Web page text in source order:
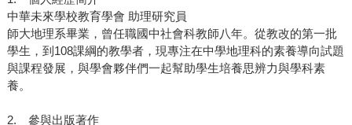
中華未來學校教育學會 助理研究員
師大地理系畢業，曾任職國中社會科教師八年。從教改的第一批
學生，到108課綱的教學者，現專注在中學地理科的素養導向試題
與課程發展，與學會夥伴們一起幫助學生培養思辨力與學科素
養。
2. 參與出版著作